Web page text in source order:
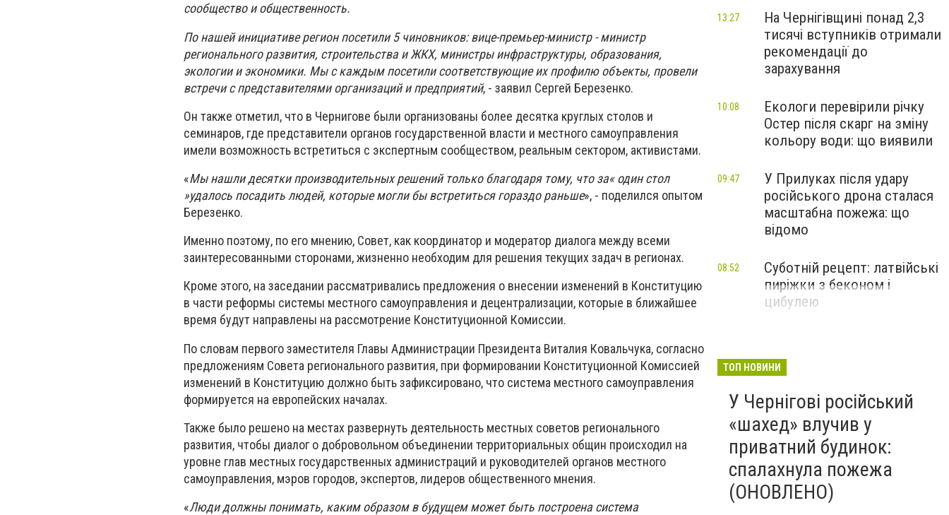
сообщество и общественность.
По нашей инициативе регион посетили 5 чиновников: вице-премьер-министр - министр
регионального развития, строительства и ЖКХ, министры инфраструктуры, образования,
экологии и экономики. Мы с каждым посетили соответствующие их профилю объекты, провели
встречи с представителями организаций и предприятий, - заявил Сергей Березенко.
Он также отметил, что в Чернигове были организованы более десятка круглых столов и
семинаров, где представители органов государственной власти и местного самоуправления
имели возможность встретиться с экспертным сообществом, реальным сектором, активистами.
«Мы нашли десятки производительных решений только благодаря тому, что за« один стол
»удалось посадить людей, которые могли бы встретиться гораздо раньше», - поделился опытом
Березенко.
Именно поэтому, по его мнению, Совет, как координатор и модератор диалога между всеми
заинтересованными сторонами, жизненно необходим для решения текущих задач в регионах.
Кроме этого, на заседании рассматривались предложения о внесении изменений в Конституцию
в части реформы системы местного самоуправления и децентрализации, которые в ближайшее
время будут направлены на рассмотрение Конституционной Комиссии.
По словам первого заместителя Главы Администрации Президента Виталия Ковальчука, согласно
предложениям Совета регионального развития, при формировании Конституционной Комиссией
изменений в Конституцию должно быть зафиксировано, что система местного самоуправления
формируется на европейских началах.
Также было решено на местах развернуть деятельность местных советов регионального
развития, чтобы диалог о добровольном объединении территориальных общин происходил на
уровне глав местных государственных администраций и руководителей органов местного
самоуправления, мэров городов, экспертов, лидеров общественного мнения.
«Люди должны понимать, каким образом в будущем может быть построена система
На Чернігівщині понад 2,3
тисячі вступників отримали
рекомендації до
зарахування
13:27
Екологи перевірили річку
Остер після скарг на зміну
кольору води: що виявили
10:08
У Прилуках після удару
російського дрона сталася
масштабна пожежа: що
відомо
09:47
Суботній рецепт: латвійські
пиріжки з беконом і
цибулею
08:52
ТОП НОВИНИ
У Чернігові російський
«шахед» влучив у
приватний будинок:
спалахнула пожежа
(ОНОВЛЕНО)